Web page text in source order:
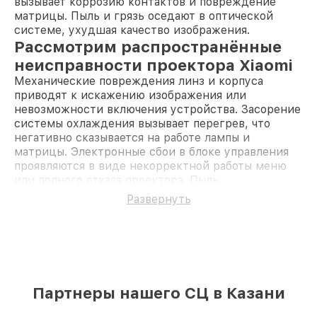
матрицы. Пыль и грязь оседают в оптической
системе, ухудшая качество изображения.
Рассмотрим распространённые
неисправности проектора Xiaomi
Механические повреждения линз и корпуса
приводят к искажению изображения или
невозможности включения устройства. Засорение
системы охлаждения вызывает перегрев, что
негативно сказывается на работе лампы и
матрицы. Электронные сбои в блоке управления
проявляются в виде некорректной работы меню
или полного отказа проектора. Пыль,
скапливающаяся внутри, ухудшает яркость и
чёткость изображения. Поломки разъёмов питания
Своевременный осмотр позволяет выявить
проблемы на ранней стадии и избежать
Развернуть
Партнеры нашего СЦ в Казани